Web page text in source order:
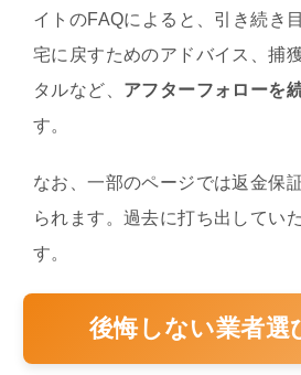
イトのFAQによると、引き続き
宅に戻すためのアドバイス、捕
タルなど、 アフターフォローを
す。
なお、一部のページでは返金保
られます。過去に打ち出してい
す。
後悔しない業者選